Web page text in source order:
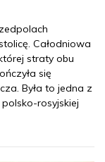
Całodniowa
straty obu
się
Była to jedna z
rosyjskiej